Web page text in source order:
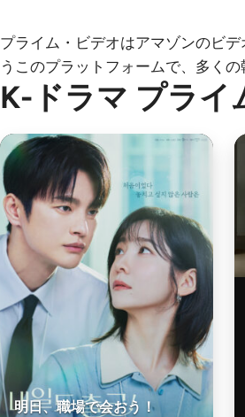
プライム・ビデオはアマゾンのビ
うこのプラットフォームで、多く
K-ドラマ プライ
明日、職場で会おう！